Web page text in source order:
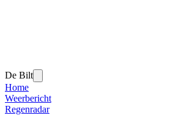
De Bilt
Home
Weerbericht
Regenradar